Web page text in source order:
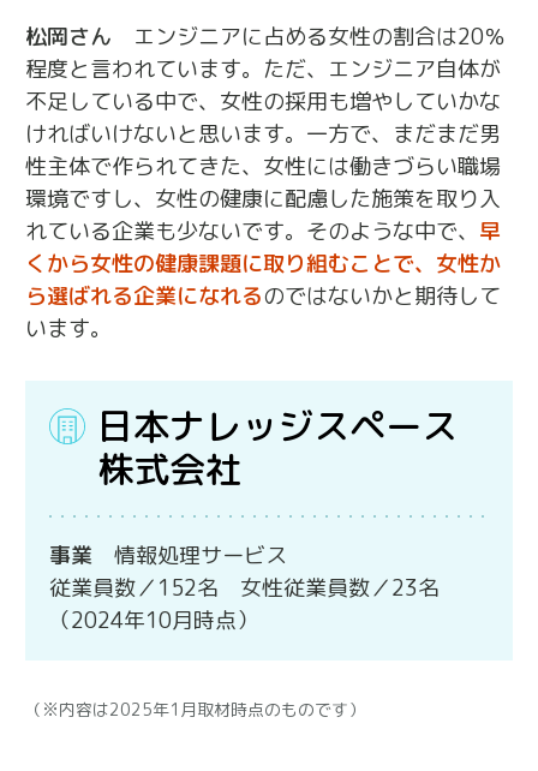
松岡さん
エンジニアに占める女性の割合は20％
程度と言われています。ただ、エンジニア自体が
不足している中で、女性の採用も増やしていかな
ければいけないと思います。一方で、まだまだ男
性主体で作られてきた、女性には働きづらい職場
環境ですし、女性の健康に配慮した施策を取り入
れている企業も少ないです。そのような中で、 早
くから女性の健康課題に取り組むことで、女性か
ら選ばれる企業になれるのではないかと期待して
います。
日本ナレッジスペース
株式会社
事業
情報処理サービス
従業員数／152名 女性従業員数／23名
（2024年10月時点）
（※内容は2025年1月取材時点のものです）